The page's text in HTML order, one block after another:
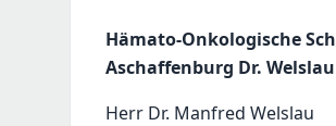
Hämato-Onkologische
Aschaffenburg Dr. Welslau
Herr Dr. Manfred Welslau